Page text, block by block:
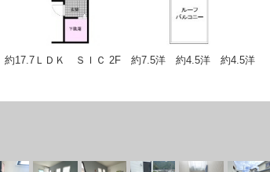
約17.7ＬＤＫ ＳＩＣ 2F 約7.5洋 約4.5洋 約4.5洋